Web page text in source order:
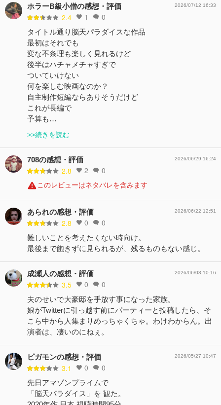
ホラーB級小僧の感想・評価
2.4 1 0
2026/07/12 16:33
タイトル通り脳天パラダイスな作品
最初はそれでも
変な不条理も楽しく見れるけど
後半はハチャメチャすぎで
ついていけない
何を楽しむ映画なのか？
自主制作短編ならありそうだけど
これが長編で
予算も…
>>続きを読む
708の感想・評価
2.8 2 0
2026/06/29 16:24
このレビューはネタバレを含みます
あられの感想・評価
2.8 0 0
2026/06/22 12:51
難しいことを考えたくない時向け。
最後まで飽きずに見られるが、残るものもない感じ。
成瀬人の感想・評価
3.5 0 0
2026/06/08 10:16
夫のせいで大豪邸を手放す事になった家族。
娘がTwitterに引っ越す前にパーティーと投稿したら、そ
こら中から人集まりめっちゃくちゃ。わけわからん。出
演者は、凄いのにねぇ。
ピガモンの感想・評価
3.1 0 0
2026/05/27 10:47
先日アマゾンプライムで
「脳天パラダイス」を 観た。